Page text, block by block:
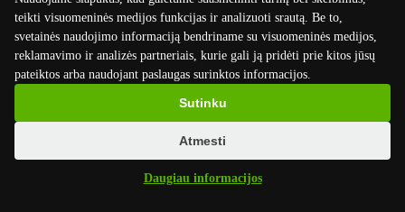
teikti visuomeninės medijos funkcijas ir analizuoti srautą. Be to,
svetainės naudojimo informaciją bendriname su visuomeninės medijos,
reklamavimo ir analizės partneriais, kurie gali ją pridėti prie kitos jūsų
pateiktos arba naudojant paslaugas surinktos informacijos.
Daugiau informacijos
Sutinku
Atmesti
60700 EUR su PVM